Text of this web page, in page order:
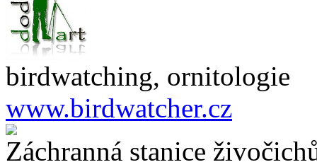
birdwatching, ornitologie
www.birdwatcher.cz
Záchranná stanice